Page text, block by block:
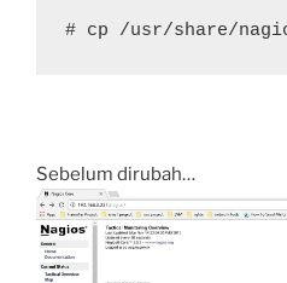
# cp /usr/share/
Sebelum dirubah…